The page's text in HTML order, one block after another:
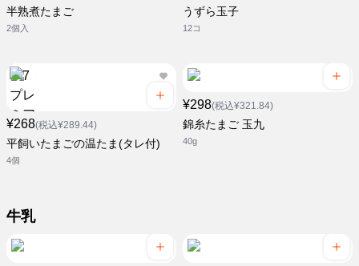
半熟煮たまご
2個入
うずら玉子
12コ
¥268(税込¥289.44)
平飼いたまごの温たま(タレ付)
4個
¥298(税込¥321.84)
錦糸たまご 玉九
40g
牛乳